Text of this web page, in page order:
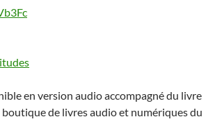
en version audio accompagné du livre
de livres audio et numériques du